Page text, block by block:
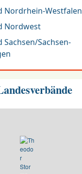
Nordrhein-Westfalen
Nordwest
Sachsen/Sachsen-